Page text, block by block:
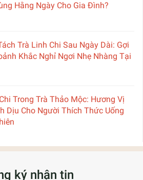
Hằng Ngày Cho Gia Đình?
Trà Linh Chi Sau Ngày Dài: Gợi
Khắc Nghỉ Ngơi Nhẹ Nhàng Tại
Trong Trà Thảo Mộc: Hương Vị
Dịu Cho Người Thích Thức Uống
ký nhận tin